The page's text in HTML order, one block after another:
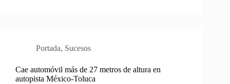
Portada, Sucesos
Cae automóvil más de 27 metros de altura en
autopista México-Toluca